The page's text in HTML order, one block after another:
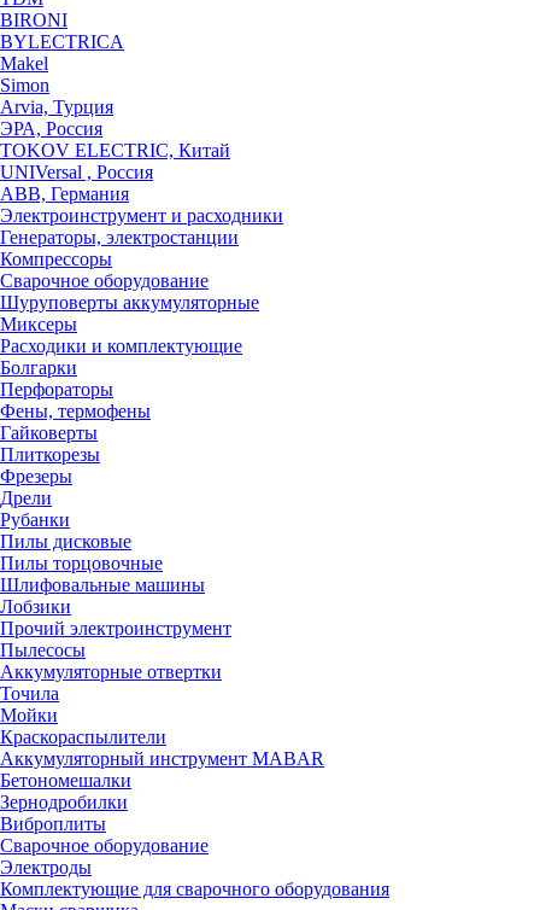
BIRONI
BYLECTRICA
Makel
Simon
Arvia, Турция
ЭРА, Россия
TOKOV ELECTRIC, Китай
UNIVersal , Россия
ABB, Германия
Электроинструмент и расходники
Генераторы, электростанции
Компрессоры
Сварочное оборудование
Шуруповерты аккумуляторные
Миксеры
Расходики и комплектующие
Болгарки
Перфораторы
Фены, термофены
Гайковерты
Плиткорезы
Фрезеры
Дрели
Рубанки
Пилы дисковые
Пилы торцовочные
Шлифовальные машины
Лобзики
Прочий электроинструмент
Пылесосы
Аккумуляторные отвертки
Точила
Мойки
Краскораспылители
Аккумуляторный инструмент MABAR
Бетономешалки
Зернодробилки
Виброплиты
Сварочное оборудование
Электроды
Комплектующие для сварочного оборудования